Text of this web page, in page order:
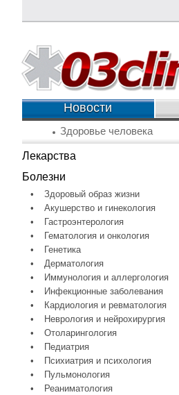
Новости
Здоровье человека
Лекарства
Болезни
•
Здоровый образ жизни
•
Акушерство и гинекология
•
Гастроэнтерология
•
Гематология и онкология
•
Генетика
•
Дерматология
•
Иммунология и аллергология
•
Инфекционные заболевания
•
Кардиология и ревматология
•
Неврология и нейрохирургия
•
Отоларингология
•
Педиатрия
•
Психиатрия и психология
•
Пульмонология
•
Реаниматология